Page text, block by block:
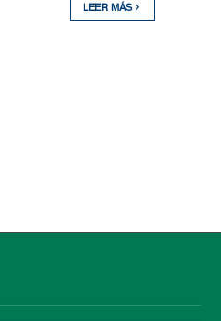
LEER MÁS